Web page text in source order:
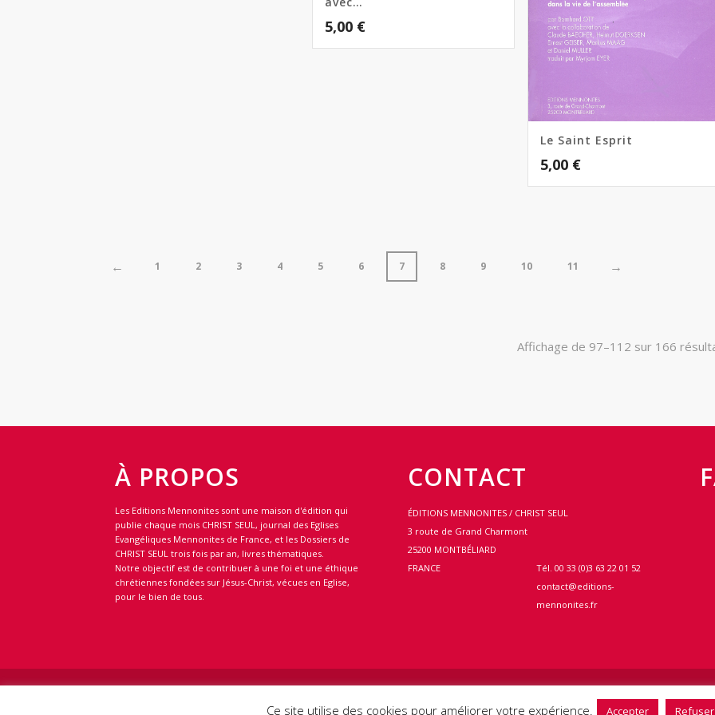
5,00 €
Le Saint Esprit
5,00 €
← 1 2 3 4 5 6 7 8 9 10 11 →
Affichage de 97–112 sur 166
À PROPOS
Les Editions Mennonites sont une maison d'édition qui
publie chaque mois CHRIST SEUL, journal des Eglises
Evangéliques Mennonites de France, et les Dossiers de
CHRIST SEUL trois fois par an, livres thématiques.
Notre objectif est de contribuer à une foi et une éthique
chrétiennes fondées sur Jésus-Christ, vécues en Eglise,
pour le bien de tous.
CONTACT
ÉDITIONS MENNONITES / CHRIST SEUL
3 route de Grand Charmont
25200 MONTBÉLIARD
FRANCE
Tél. 00 33 (0)3 63 22 01 52
contact@editions-
mennonites.fr
Ce site utilise des cookies pour améliorer votre expérience. Accepter Refuser